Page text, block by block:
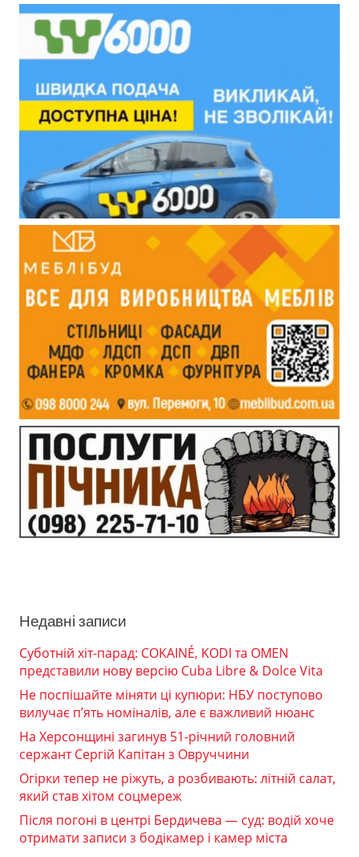
Недавні записи
Суботній хіт-парад: COKAINÉ, KODI та OMEN
представили нову версію Cuba Libre & Dolce Vita
Не поспішайте міняти ці купюри: НБУ поступово
вилучає п’ять номіналів, але є важливий нюанс
На Херсонщині загинув 51-річний головний
сержант Сергій Капітан з Овруччини
Огірки тепер не ріжуть, а розбивають: літній салат,
який став хітом соцмереж
Після погоні в центрі Бердичева — суд: водій хоче
отримати записи з бодікамер і камер міста